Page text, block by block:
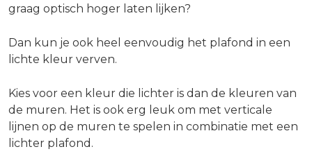
graag optisch hoger laten lijken?
Dan kun je ook heel eenvoudig het plafond in een
lichte kleur verven.
Kies voor een kleur die lichter is dan de kleuren van
de muren. Het is ook erg leuk om met verticale
lijnen op de muren te spelen in combinatie met een
lichter plafond.